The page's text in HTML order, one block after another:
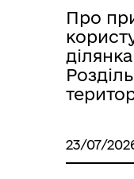
Про
23/07/